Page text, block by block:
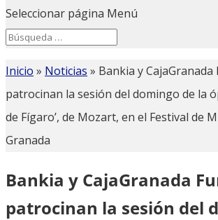
Seleccionar página Menú
Search
for...
Inicio » Noticias » Bankia y CajaGranada
patrocinan la sesión del domingo de la
de Fígaro’, de Mozart, en el Festival de
Granada
Bankia y CajaGranada
patrocinan la sesión del